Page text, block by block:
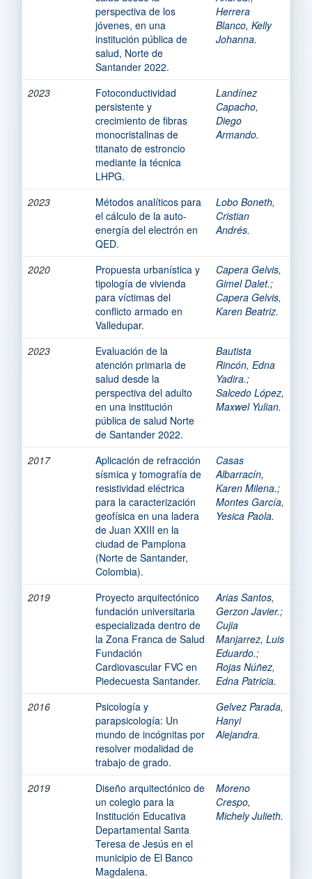
perspectiva de los
jóvenes, en una
institución pública de
salud, Norte de
Santander 2022.
Herrera
Blanco, Kelly
Johanna.
2023
Fotoconductividad
persistente y
crecimiento de fibras
monocristalinas de
titanato de estroncio
mediante la técnica
LHPG.
Landínez
Capacho,
Diego
Armando.
2023
Métodos analíticos para
el cálculo de la auto-
energía del electrón en
QED.
Lobo Boneth,
Cristian
Andrés.
2020
Propuesta urbanística y
tipología de vivienda
para víctimas del
conflicto armado en
Valledupar.
Capera Gelvis,
Gimel Dalet.;
Capera Gelvis,
Karen Beatriz.
2023
Evaluación de la
atención primaria de
salud desde la
perspectiva del adulto
en una institución
pública de salud Norte
de Santander 2022.
Bautista
Rincón, Edna
Yadira.;
Salcedo López,
Maxwel Yulian.
2017
Aplicación de refracción
sísmica y tomografía de
resistividad eléctrica
para la caracterización
geofísica en una ladera
de Juan XXIII en la
ciudad de Pamplona
(Norte de Santander,
Colombia).
Casas
Albarracín,
Karen Milena.;
Montes García,
Yesica Paola.
2019
Proyecto arquitectónico
fundación universitaria
especializada dentro de
la Zona Franca de Salud
Fundación
Cardiovascular FVC en
Piedecuesta Santander.
Arias Santos,
Gerzon Javier.;
Cujia
Manjarrez, Luis
Eduardo.;
Rojas Núñez,
Edna Patricia.
2016
Psicología y
parapsicología: Un
mundo de incógnitas por
resolver modalidad de
trabajo de grado.
Gelvez Parada,
Hanyi
Alejandra.
2019
Diseño arquitectónico de
un colegio para la
Institución Educativa
Departamental Santa
Teresa de Jesús en el
municipio de El Banco
Magdalena.
Moreno
Crespo,
Michely Julieth.